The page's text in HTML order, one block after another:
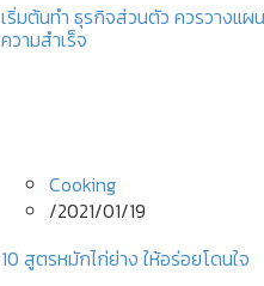
เริ่มต้นทํา ธุรกิจส่วนตัว ควรวางแผ
ความสำเร็จ
Cooking
/2021/01/19
10 สูตรหมักไก่ย่าง ให้อร่อยโดนใจ